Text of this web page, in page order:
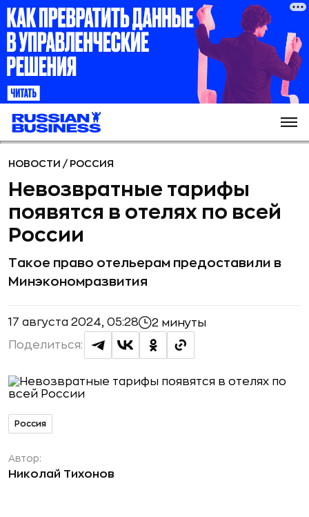
НОВОСТИ / РОССИЯ
Невозвратные тарифы
появятся в отелях по всей
России
Такое право отельерам предоставили в
Минэкономразвития
17 августа 2024, 05:28 2 минуты
Поделиться:
Россия
Автор:
Николай Тихонов